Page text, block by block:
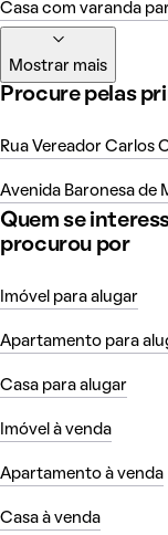
Casa com varanda
Mostrar mais
Procure pelas
Rua Vereador Carlos
Avenida Baronesa de
Quem se
procurou por
Imóvel para alugar
Apartamento para
Casa para alugar
Imóvel à venda
Apartamento à venda
Casa à venda